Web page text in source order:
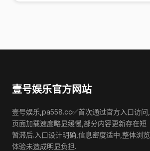
壹号娱乐官方网站
壹号娱乐,pa558.cc✅首次通过官方入口访问,
页面加载速度略显缓慢,部分内容更新存在短
暂滞后.入口设计明确,信息密度适中,整体浏览
体验未造成明显负担.